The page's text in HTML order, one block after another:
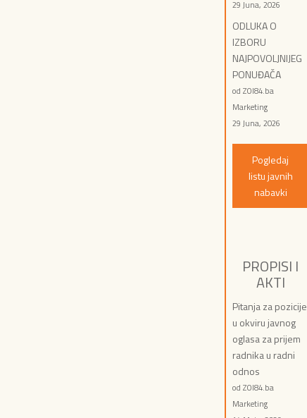
29 Juna, 2026
ODLUKA O
IZBORU
NAJPOVOLJNIJEG
PONUĐAČA
od ZOI84.ba
Marketing
29 Juna, 2026
Pogledaj
listu javnih
nabavki
PROPISI I
AKTI
Pitanja za pozicije
u okviru javnog
oglasa za prijem
radnika u radni
odnos
od ZOI84.ba
Marketing